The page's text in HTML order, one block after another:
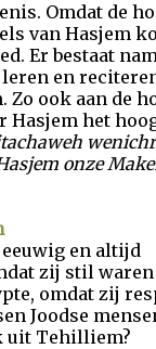
Omdat de
van Hasjem
Er bestaat
en
ook aan de
Hasjem het
onze
en altijd
zij stil
omdat zij
Joodse
uit Tehilliem?